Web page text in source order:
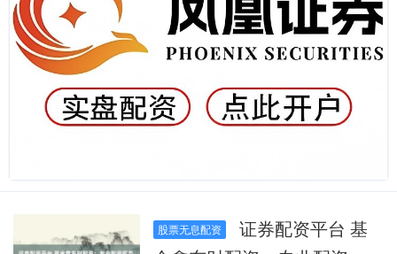
股票无息配资
证券配资平台 基